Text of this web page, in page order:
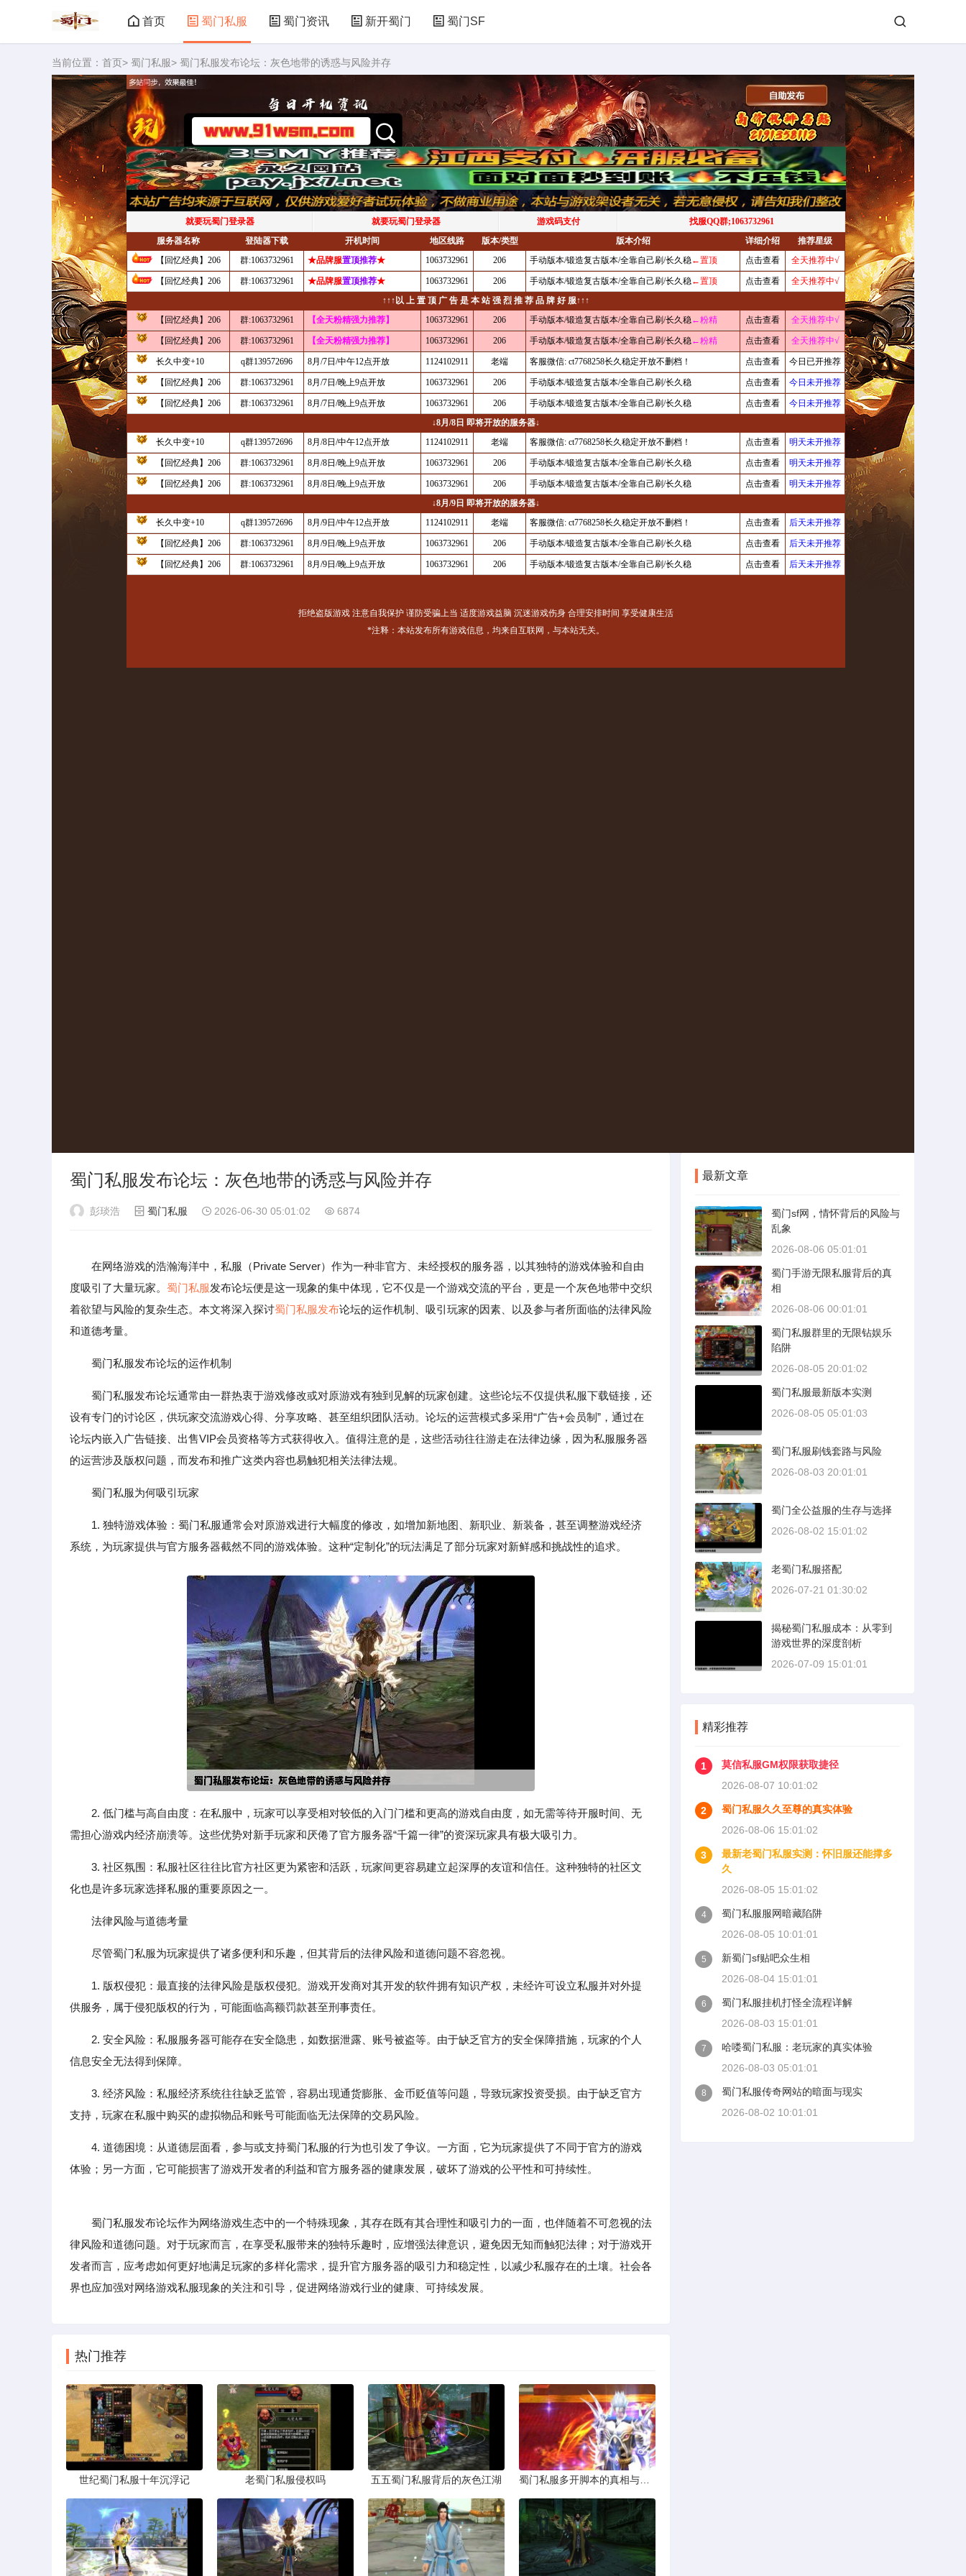
首页 蜀门私服 蜀门资讯 新开蜀门 蜀门SF
当前位置： 首页> 蜀门私服> 蜀门私服发布论坛：灰色地带的诱惑与风险并存
蜀门私服发布论坛：灰色地带的诱惑与风险并存
彭琰浩 蜀门私服 2026-06-30 05:01:02 6874
在网络游戏的浩瀚海洋中，私服（Private Server）作为一种非官方、未经授权的服务器，以其独特的游戏体验和自由
度吸引了大量玩家。 蜀门私服发布论坛便是这一现象的集中体现，它不仅是一个游戏交流的平台，更是一个灰色地带中交织
着欲望与风险的复杂生态。本文将深入探讨蜀门私服发布论坛的运作机制、吸引玩家的因素、以及参与者所面临的法律风险
和道德考量。
蜀门私服发布论坛的运作机制
蜀门私服发布论坛通常由一群热衷于游戏修改或对原游戏有独到见解的玩家创建。这些论坛不仅提供私服下载链接，还
设有专门的讨论区，供玩家交流游戏心得、分享攻略、甚至组织团队活动。论坛的运营模式多采用“广告+会员制”，通过在
论坛内嵌入广告链接、出售VIP会员资格等方式获得收入。值得注意的是，这些活动往往游走在法律边缘，因为私服服务器
的运营涉及版权问题，而发布和推广这类内容也易触犯相关法律法规。
蜀门私服为何吸引玩家
1. 独特游戏体验：蜀门私服通常会对原游戏进行大幅度的修改，如增加新地图、新职业、新装备，甚至调整游戏经济
系统，为玩家提供与官方服务器截然不同的游戏体验。这种“定制化”的玩法满足了部分玩家对新鲜感和挑战性的追求。
2. 低门槛与高自由度：在私服中，玩家可以享受相对较低的入门门槛和更高的游戏自由度，如无需等待开服时间、无
需担心游戏内经济崩溃等。这些优势对新手玩家和厌倦了官方服务器“千篇一律”的资深玩家具有极大吸引力。
3. 社区氛围：私服社区往往比官方社区更为紧密和活跃，玩家间更容易建立起深厚的友谊和信任。这种独特的社区文
化也是许多玩家选择私服的重要原因之一。
法律风险与道德考量
尽管蜀门私服为玩家提供了诸多便利和乐趣，但其背后的法律风险和道德问题不容忽视。
1. 版权侵犯：最直接的法律风险是版权侵犯。游戏开发商对其开发的软件拥有知识产权，未经许可设立私服并对外提
供服务，属于侵犯版权的行为，可能面临高额罚款甚至刑事责任。
2. 安全风险：私服服务器可能存在安全隐患，如数据泄露、账号被盗等。由于缺乏官方的安全保障措施，玩家的个人
信息安全无法得到保障。
3. 经济风险：私服经济系统往往缺乏监管，容易出现通货膨胀、金币贬值等问题，导致玩家投资受损。由于缺乏官方
支持，玩家在私服中购买的虚拟物品和账号可能面临无法保障的交易风险。
4. 道德困境：从道德层面看，参与或支持蜀门私服的行为也引发了争议。一方面，它为玩家提供了不同于官方的游戏
体验；另一方面，它可能损害了游戏开发者的利益和官方服务器的健康发展，破坏了游戏的公平性和可持续性。
蜀门私服发布论坛作为网络游戏生态中的一个特殊现象，其存在既有其合理性和吸引力的一面，也伴随着不可忽视的法
律风险和道德问题。对于玩家而言，在享受私服带来的独特乐趣时，应增强法律意识，避免因无知而触犯法律；对于游戏开
发者而言，应考虑如何更好地满足玩家的多样化需求，提升官方服务器的吸引力和稳定性，以减少私服存在的土壤。社会各
界也应加强对网络游戏私服现象的关注和引导，促进网络游戏行业的健康、可持续发展。
热门推荐
世纪蜀门私服十年沉浮记 老蜀门私服侵权吗 五五蜀门私服背后的灰色江湖
最新文章
蜀门sf网，情怀背后的风险与
乱象
2026-08-06 05:01:01
蜀门手游无限私服背后的真
相
2026-08-06 00:01:01
蜀门私服群里的无限钻娱乐
陷阱
2026-08-05 20:01:02
蜀门私服最新版本实测
2026-08-05 05:01:03
蜀门私服刷钱套路与风险
2026-08-03 20:01:01
蜀门全公益服的生存与选择
2026-08-02 15:01:02
老蜀门私服搭配
2026-07-21 01:30:02
揭秘蜀门私服成本：从零到
游戏世界的深度剖析
2026-07-09 15:01:01
精彩推荐
1
莫信私服GM权限获取捷径
2026-08-07 10:01:02
2
蜀门私服久久至尊的真实体验
2026-08-06 15:01:02
3
最新老蜀门私服实测：怀旧服还能撑多
久
2026-08-05 15:01:02
4
蜀门私服服网暗藏陷阱
2026-08-05 10:01:01
5
新蜀门sf贴吧众生相
2026-08-04 15:01:01
6
蜀门私服挂机打怪全流程详解
2026-08-03 15:01:01
7
哈喽蜀门私服：老玩家的真实体验
2026-08-03 05:01:01
8
蜀门私服传奇网站的暗面与现实
2026-08-02 10:01:01